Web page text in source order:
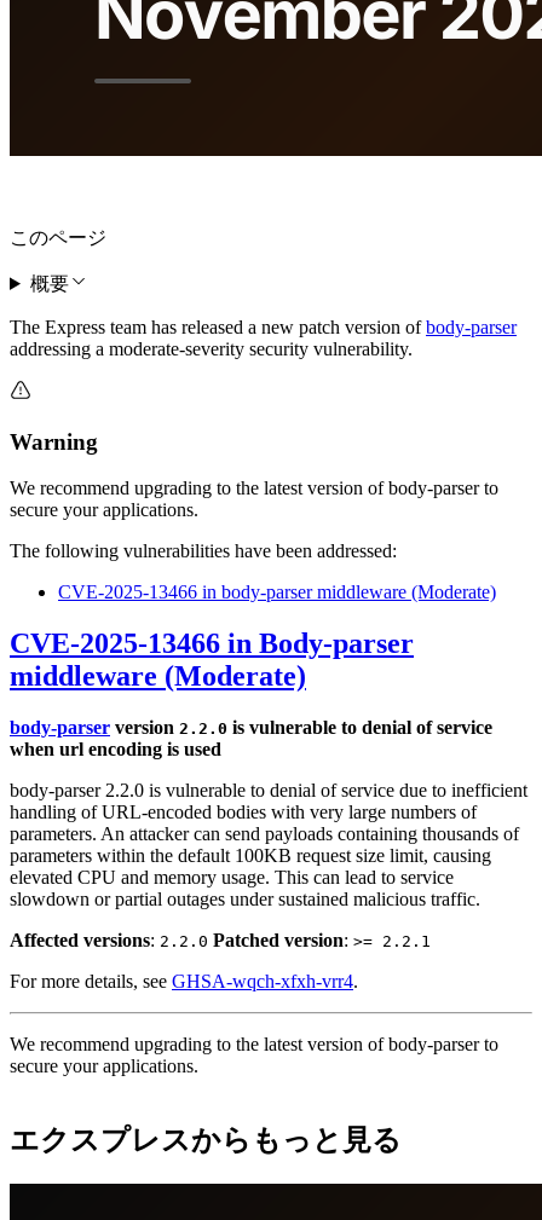
The Express team has released a new patch version ofbody-parser
addressing a moderate-severity security vulnerability.
Warning
We recommend upgrading to the latest version of body-parser to
secure your applications.
The following vulnerabilities have been addressed:
CVE-2025-13466 in body-parser middleware (Moderate)
CVE-2025-13466 in Body-parser
middleware (Moderate)
body-parser version 2.2.0 is vulnerable to denial of service
when url encoding is used
body-parser 2.2.0 is vulnerable to denial of service due to inefficient
handling of URL-encoded bodies with very large numbers of
parameters. An attacker can send payloads containing thousands of
parameters within the default 100KB request size limit, causing
elevated CPU and memory usage. This can lead to service
slowdown or partial outages under sustained malicious traffic.
Affected versions: 2.2.0 Patched version: >= 2.2.1
For more details, see GHSA-wqch-xfxh-vrr4.
We recommend upgrading to the latest version of body-parser to
secure your applications.
このページ
概要
エクスプレスからもっと見る